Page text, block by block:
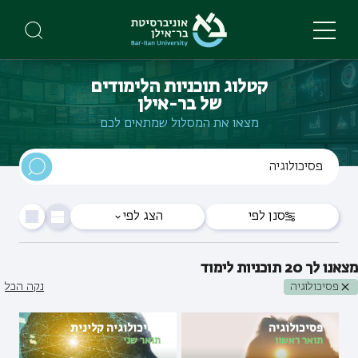
main
קטלוג תוכניות הלימודים
של בר-אילן
מצאו את המסלול שמתאים לכם
סנן לפי הצג לפי
פסיכולוגיה נקה הכל
מצאנו לך20 תוכניות לימוד
פסיכולוגיה
תואר ראשון
פסיכולוגיה קלינית
תואר שני